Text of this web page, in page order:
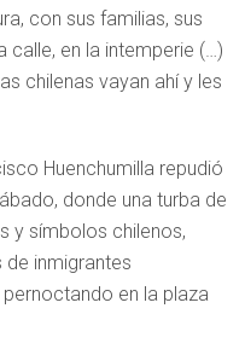
con sus familias, sus
calle, en la intemperie (…)
chilenas vayan ahí y les
Huenchumilla repudió
donde una turba de
y símbolos chilenos,
inmigrantes
en la plaza